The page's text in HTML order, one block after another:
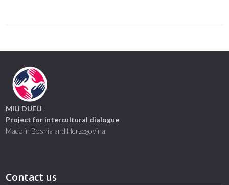
MILI DUELI
Project for intercultural dialogue
Made in Bosnia and Herzegovina
Contact us